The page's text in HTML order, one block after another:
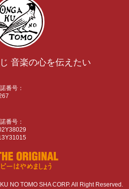
音楽の心を伝えたい
番号：
番号：
NO TOMO SHA CORP. All Right Reserved.